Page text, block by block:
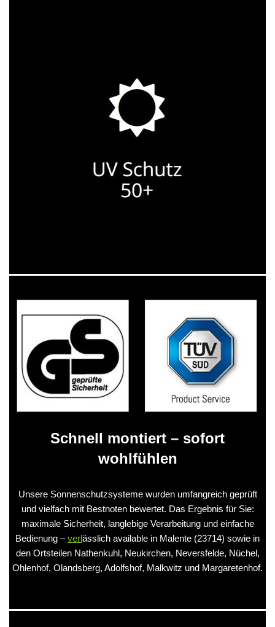
Schnell montiert – sofort
wohlfühlen
Unsere Sonnenschutzsysteme wurden umfangreich geprüft
und vielfach mit Bestnoten bewertet. Das Ergebnis für Sie:
maximale Sicherheit, langlebige Verarbeitung und einfache
Bedienung –verlässlich available in Malente (23714) sowie in
den Ortsteilen Nathenkuhl, Neukirchen, Neversfelde, Nüchel,
Ohlenhof, Olandsberg, Adolfshof, Malkwitz und Margaretenhof.